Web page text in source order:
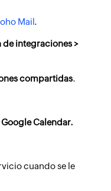
Mail.
de integraciones >
compartidas.
Google Calendar.
cuando se le